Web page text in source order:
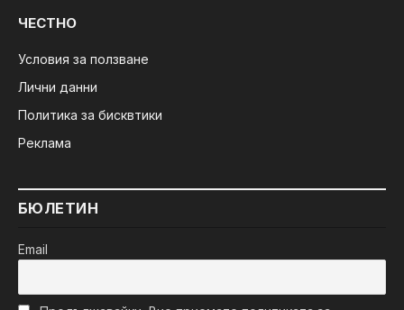
ЧЕСТНО
Условия за ползване
Лични данни
Политика за бисквтики
Реклама
БЮЛЕТИН
Email